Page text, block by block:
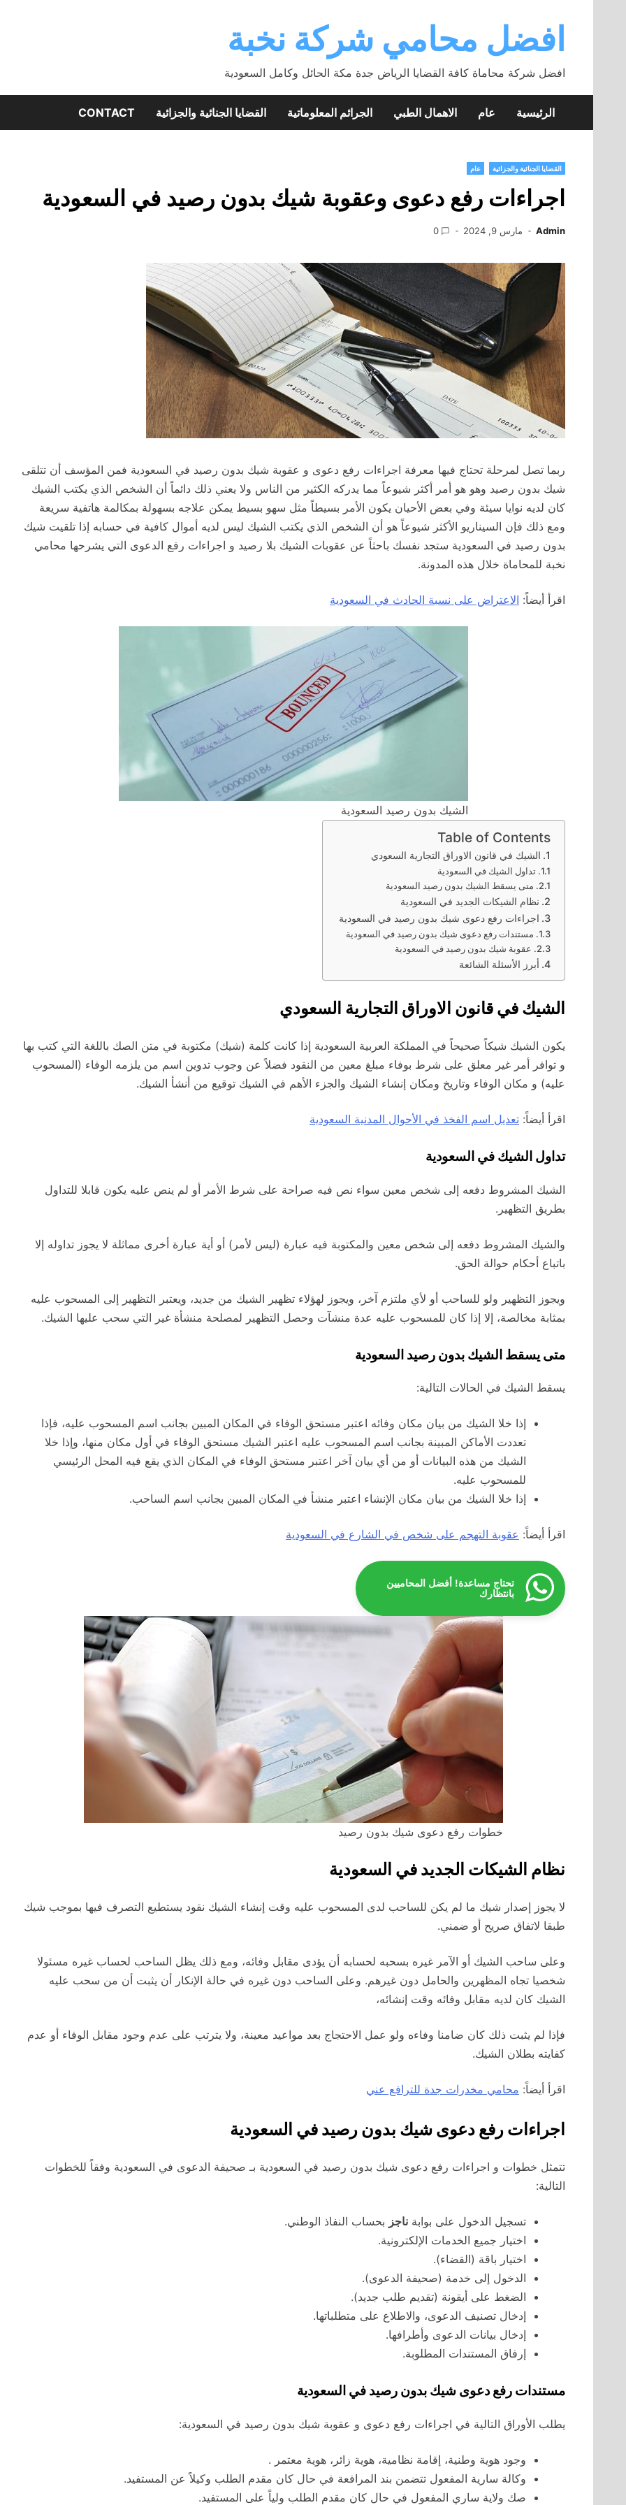
contentافضل محامي شركة نخبة
افضل شركة محاماة كافة القضايا الرياض جدة مكة الحائل وكامل السعودية
الرئيسية عام الاهمال الطبي الجرائم المعلوماتية القضايا الجنائية والجزائية CONTACT
القضايا الجنائية والجزائية عام
اجراءات رفع دعوى وعقوبة شيك بدون رصيد في السعودية
Admin مارس 9, 2024 0
ربما تصل لمرحلة تحتاج فيها معرفة اجراءات رفع دعوى و عقوبة شيك بدون رصيد في السعودية فمن المؤسف أن تتلقى
شيك بدون رصيد وهو هو أمر أكثر شيوعاً مما يدركه الكثير من الناس ولا يعني ذلك دائماً أن الشخص الذي يكتب الشيك
كان لديه نوايا سيئة وفي بعض الأحيان يكون الأمر بسيطاً مثل سهو بسيط يمكن علاجه بسهولة بمكالمة هاتفية سريعة
ومع ذلك فإن السيناريو الأكثر شيوعاً هو أن الشخص الذي يكتب الشيك ليس لديه أموال كافية في حسابه إذا تلقيت شيك
بدون رصيد في السعودية ستجد نفسك باحثاً عن عقوبات الشيك بلا رصيد و اجراءات رفع الدعوى التي يشرحها محامي
نخبة للمحاماة خلال هذه المدونة.
اقرأ أيضاً: الاعتراض على نسبة الحادث في السعودية
الشيك بدون رصيد السعودية
Table of Contents
الشيك في قانون الاوراق التجارية السعودي
تداول الشيك في السعودية
متى يسقط الشيك بدون رصيد السعودية
نظام الشيكات الجديد في السعودية
اجراءات رفع دعوى شيك بدون رصيد في السعودية
مستندات رفع دعوى شيك بدون رصيد في السعودية
عقوبة شيك بدون رصيد في السعودية
أبرز الأسئلة الشائعة
الشيك في قانون الاوراق التجارية السعودي
يكون الشيك شيكاً صحيحاً في المملكة العربية السعودية إذا كانت كلمة (شيك) مكتوبة في متن الصك باللغة التي كتب بها
و توافر أمر غير معلق على شرط بوفاء مبلغ معين من النقود فضلاً عن وجوب تدوين اسم من يلزمه الوفاء (المسحوب
عليه) و مكان الوفاء وتاريخ ومكان إنشاء الشيك والجزء الأهم في الشيك توقيع من أنشأ الشيك.
اقرأ أيضاً: تعديل اسم الفخذ في الأحوال المدنية السعودية
تداول الشيك في السعودية
الشيك المشروط دفعه إلى شخص معين سواء نص فيه صراحة على شرط الأمر أو لم ينص عليه يكون قابلا للتداول
بطريق التظهير.
والشيك المشروط دفعه إلى شخص معين والمكتوبة فيه عبارة (ليس لأمر) أو أية عبارة أخرى مماثلة لا يجوز تداوله إلا
باتباع أحكام حوالة الحق.
ويجوز التظهير ولو للساحب أو لأي ملتزم آخر، ويجوز لهؤلاء تظهير الشيك من جديد، ويعتبر التظهير إلى المسحوب عليه
بمثابة مخالصة، إلا إذا كان للمسحوب عليه عدة منشآت وحصل التظهير لمصلحة منشأة غير التي سحب عليها الشيك.
متى يسقط الشيك بدون رصيد السعودية
يسقط الشيك في الحالات التالية:
إذا خلا الشيك من بيان مكان وفائه اعتبر مستحق الوفاء في المكان المبين بجانب اسم المسحوب عليه، فإذا
تعددت الأماكن المبينة بجانب اسم المسحوب عليه اعتبر الشيك مستحق الوفاء في أول مكان منها، وإذا خلا
الشيك من هذه البيانات أو من أي بيان آخر اعتبر مستحق الوفاء في المكان الذي يقع فيه المحل الرئيسي
للمسحوب عليه.
إذا خلا الشيك من بيان مكان الإنشاء اعتبر منشأ في المكان المبين بجانب اسم الساحب.
اقرأ أيضاً: عقوبة التهجم على شخص في الشارع في السعودية
تحتاج مساعدة! أفضل المحاميين
بانتظارك
خطوات رفع دعوى شيك بدون رصيد
نظام الشيكات الجديد في السعودية
لا يجوز إصدار شيك ما لم يكن للساحب لدى المسحوب عليه وقت إنشاء الشيك نقود يستطيع التصرف فيها بموجب شيك
طبقا لاتفاق صريح أو ضمني.
وعلى ساحب الشيك أو الآمر غيره بسحبه لحسابه أن يؤدى مقابل وفائه، ومع ذلك يظل الساحب لحساب غيره مسئولا
شخصيا تجاه المظهرين والحامل دون غيرهم. وعلى الساحب دون غيره في حالة الإنكار أن يثبت أن من سحب عليه
الشيك كان لديه مقابل وفائه وقت إنشائه،
فإذا لم يثبت ذلك كان ضامنا وفاءه ولو عمل الاحتجاج بعد مواعيد معينة، ولا يترتب على عدم وجود مقابل الوفاء أو عدم
كفايته بطلان الشيك.
اقرأ أيضاً: محامي مخدرات جدة للترافع عني
اجراءات رفع دعوى شيك بدون رصيد في السعودية
تتمثل خطوات و اجراءات رفع دعوى شيك بدون رصيد في السعودية بـ صحيفة الدعوى في السعودية وفقاً للخطوات
التالية:
تسجيل الدخول على بوابة ناجز بحساب النفاذ الوطني.
اختيار جميع الخدمات الإلكترونية.
اختيار باقة (القضاء).
الدخول إلى خدمة (صحيفة الدعوى).
الضغط على أيقونة (تقديم طلب جديد).
إدخال تصنيف الدعوى، والاطلاع على متطلباتها.
إدخال بيانات الدعوى وأطرافها.
إرفاق المستندات المطلوبة.
مستندات رفع دعوى شيك بدون رصيد في السعودية
يطلب الأوراق التالية في اجراءات رفع دعوى و عقوبة شيك بدون رصيد في السعودية:
وجود هوية وطنية، إقامة نظامية، هوية زائر، هوية معتمر .
وكالة سارية المفعول تتضمن بند المرافعة في حال كان مقدم الطلب وكيلاً عن المستفيد.
صك ولاية ساري المفعول في حال كان مقدم الطلب ولياً على المستفيد.